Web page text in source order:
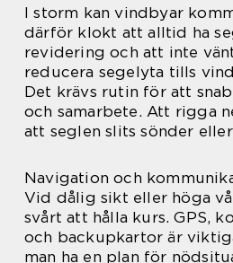
I storm kan vindbyar
därför klokt att alltid ha
revidering och att inte
reducera segelyta tills
Det krävs rutin för att
och samarbete. Att rigga
att seglen slits sönder
Navigation och
Vid dålig sikt eller höga
svårt att hålla kurs. GPS,
och backupkartor är
man ha en plan för